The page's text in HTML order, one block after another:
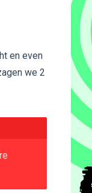
en even
we 2